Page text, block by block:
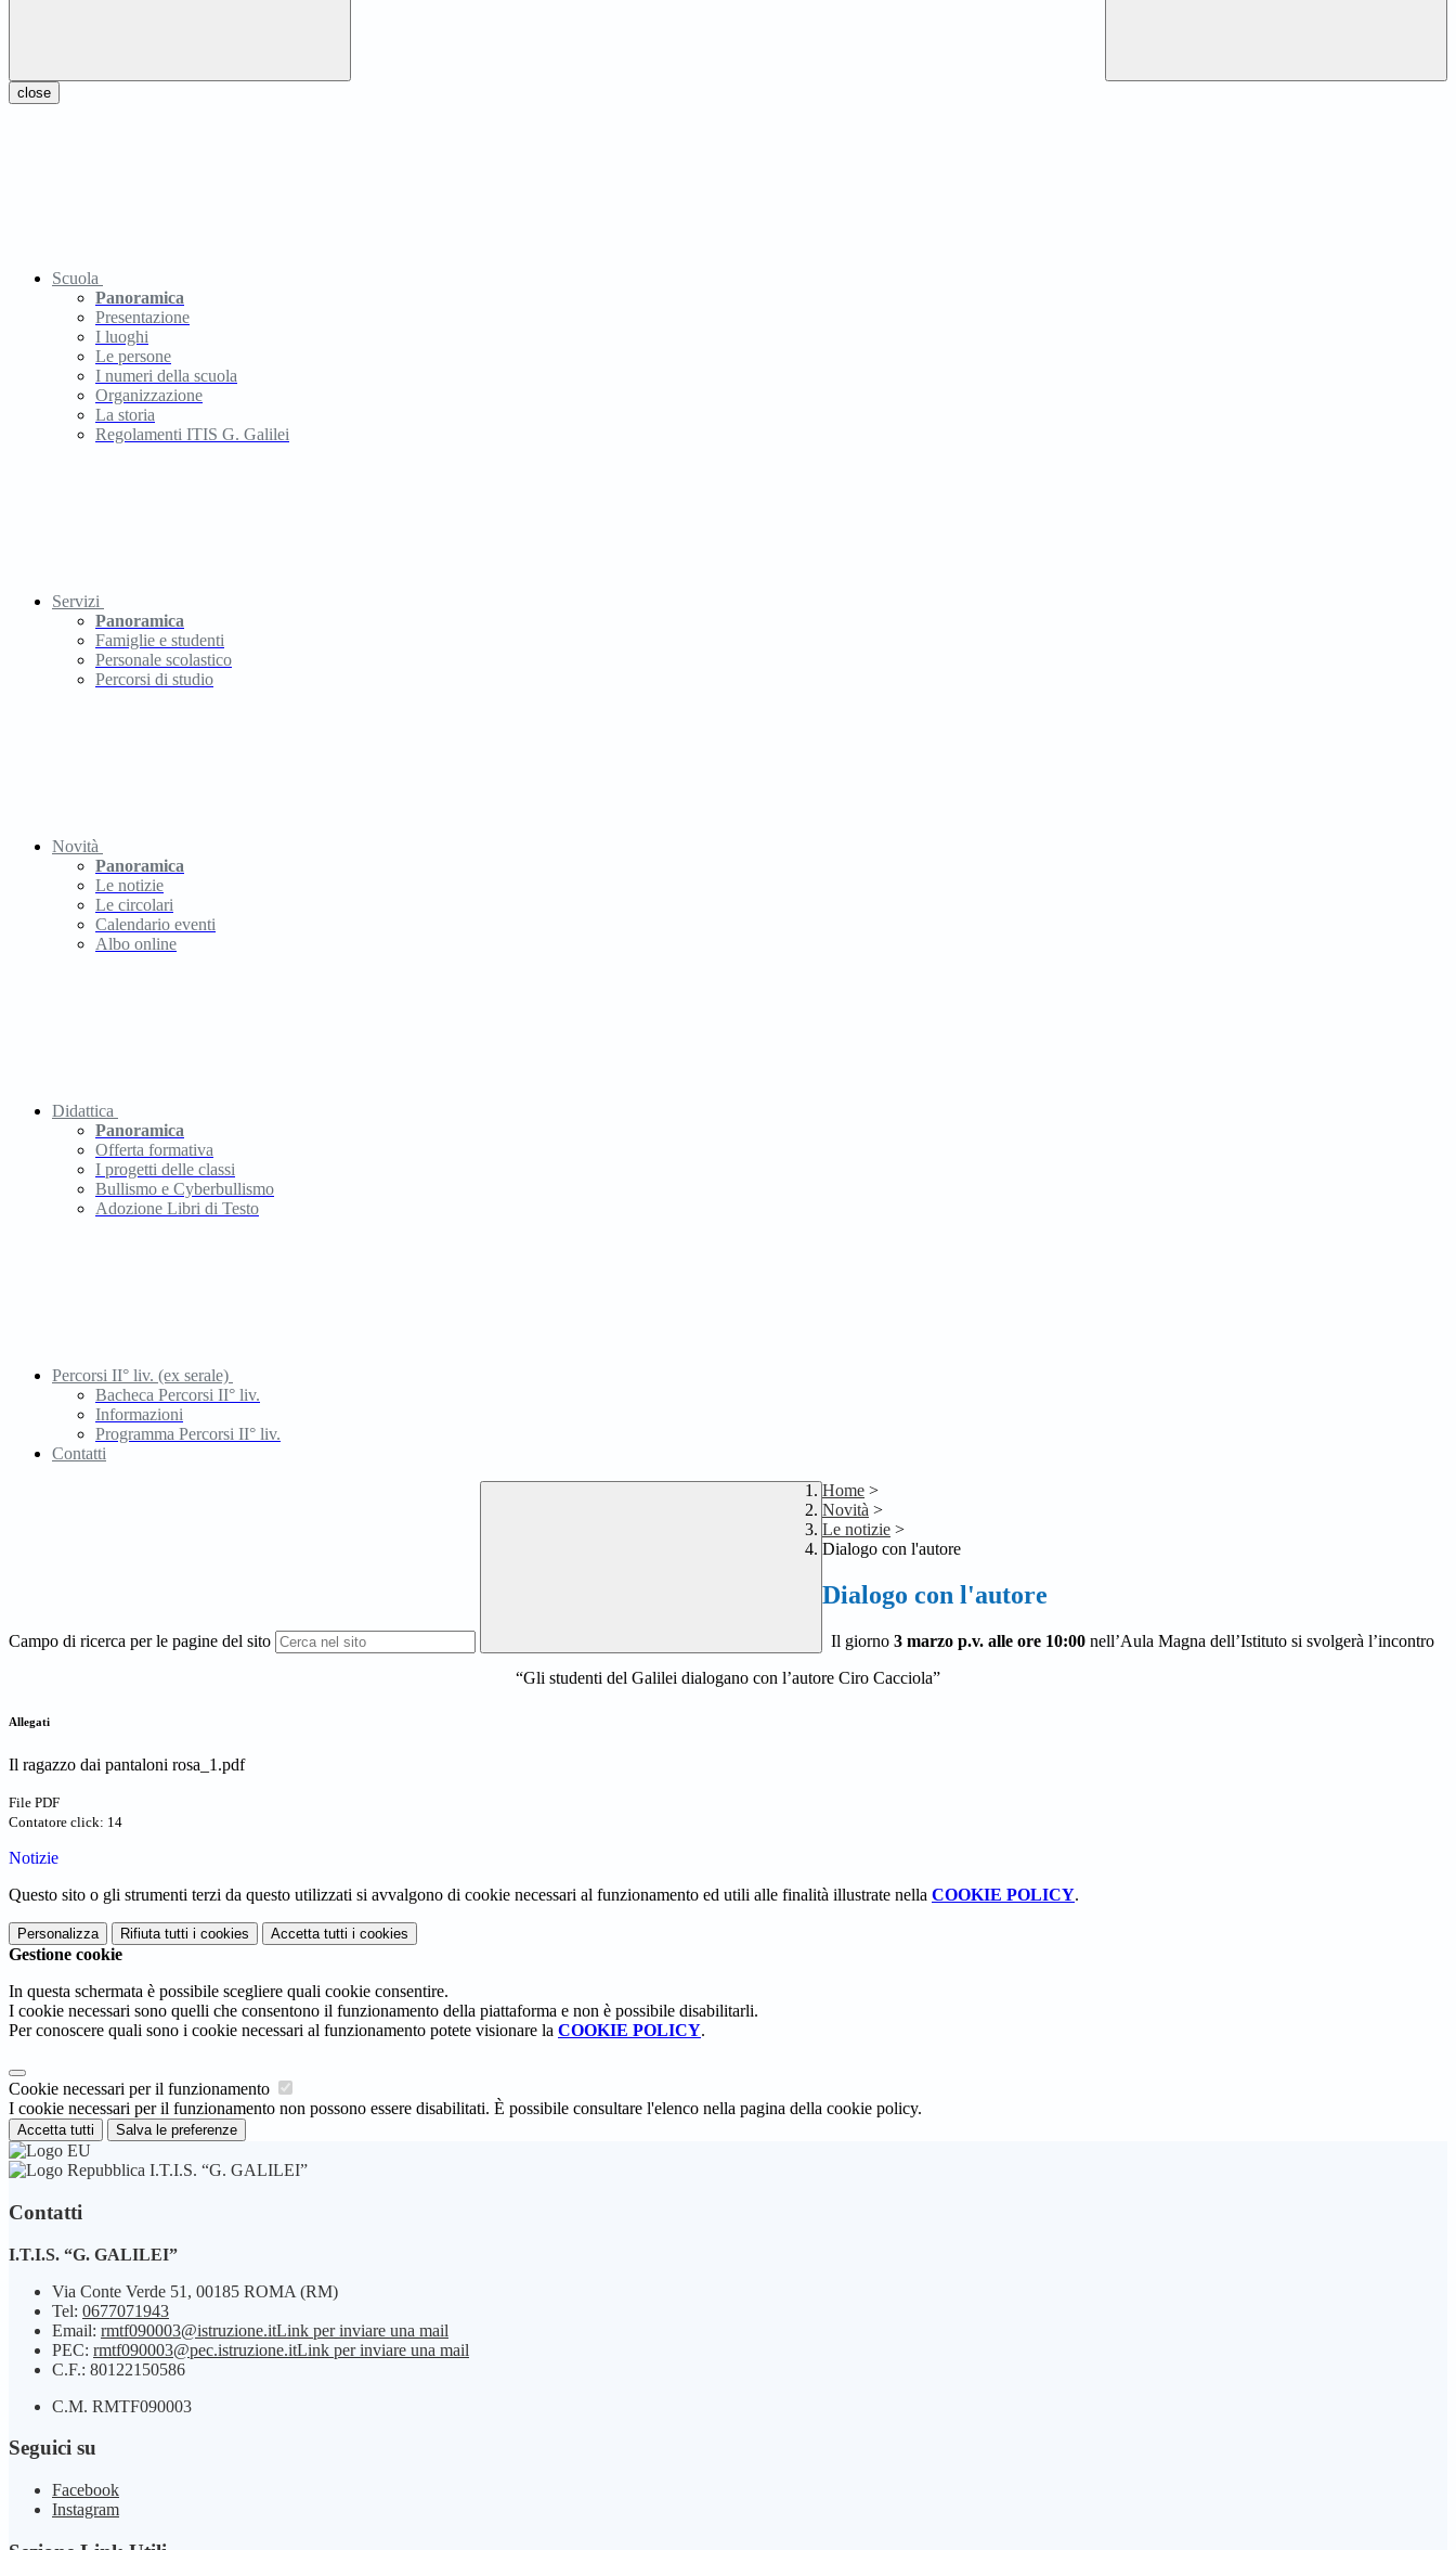
close
Scuola
Panoramica
Presentazione
I luoghi
Le persone
I numeri della scuola
Organizzazione
La storia
Regolamenti ITIS G. Galilei
Servizi
Panoramica
Famiglie e studenti
Personale scolastico
Percorsi di studio
Novità
Panoramica
Le notizie
Le circolari
Calendario eventi
Albo online
Didattica
Panoramica
Offerta formativa
I progetti delle classi
Bullismo e Cyberbullismo
Adozione Libri di Testo
Percorsi II° liv. (ex serale)
Bacheca Percorsi II° liv.
Informazioni
Programma Percorsi II° liv.
Contatti
Campo di ricerca per le pagine del sito
Home >
Novità >
Le notizie >
Dialogo con l'autore
Dialogo con l'autore
Il giorno 3 marzo p.v. alle ore 10:00 nell’Aula Magna dell’Istituto si svolgerà l’incontro
“Gli studenti del Galilei dialogano con l’autore Ciro Cacciola”
Allegati
Il ragazzo dai pantaloni rosa_1.pdf
File PDF
Contatore click: 14
Notizie
Questo sito o gli strumenti terzi da questo utilizzati si avvalgono di cookie necessari al funzionamento ed utili alle finalità illustrate nella COOKIE POLICY.
Personalizza Rifiuta tutti i cookies Accetta tutti i cookies
Gestione cookie
In questa schermata è possibile scegliere quali cookie consentire.
I cookie necessari sono quelli che consentono il funzionamento della piattaforma e non è possibile disabilitarli.
Per conoscere quali sono i cookie necessari al funzionamento potete visionare la COOKIE POLICY.
Cookie necessari per il funzionamento
I cookie necessari per il funzionamento non possono essere disabilitati. È possibile consultare l'elenco nella pagina della cookie policy.
Accetta tutti Salva le preferenze
I.T.I.S. “G. GALILEI”
Contatti
I.T.I.S. “G. GALILEI”
Via Conte Verde 51, 00185 ROMA (RM)
Tel: 0677071943
Email: rmtf090003@istruzione.itLink per inviare una mail
PEC: rmtf090003@pec.istruzione.itLink per inviare una mail
C.F.: 80122150586
C.M. RMTF090003
Seguici su
Facebook
Instagram